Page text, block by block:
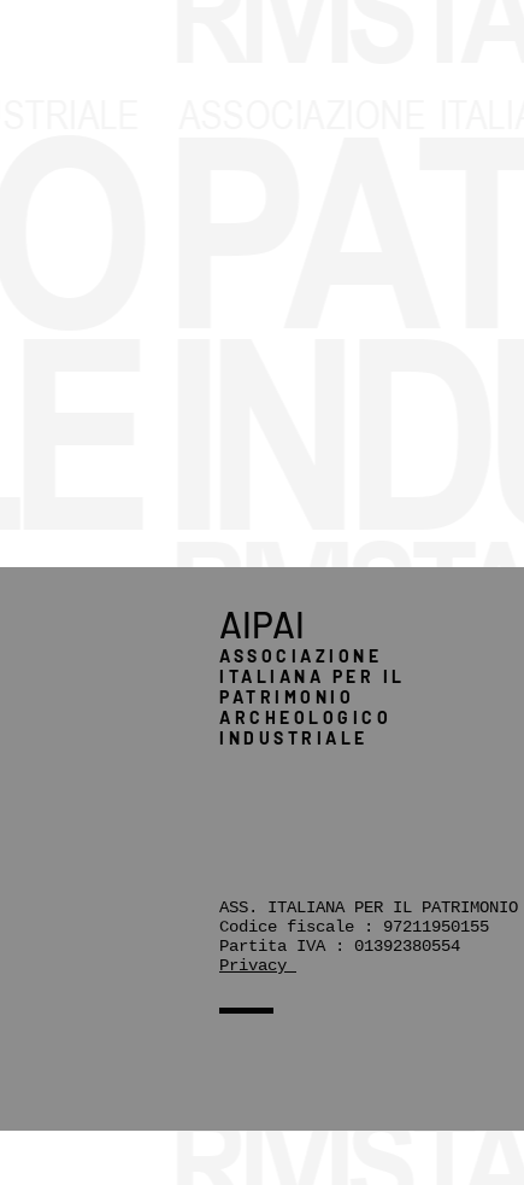
AIPAI
ASSOCIAZIONE
ITALIANA PER IL
PATRIMONIO
ARCHEOLOGICO
INDUSTRIALE
ASS. ITALIANA PER IL PATRIMONIO
Codice fiscale : 97211950155
Partita IVA : 01392380554
Privacy